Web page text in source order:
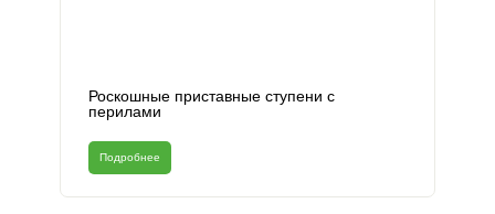
Роскошные приставные ступени с
перилами
Подробнее